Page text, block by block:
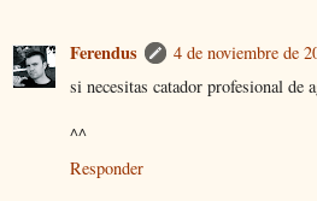
Ferendus
4 de noviembre de
si necesitas catador profesional de
^^
Responder